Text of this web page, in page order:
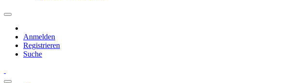
Anmelden
Registrieren
Suche